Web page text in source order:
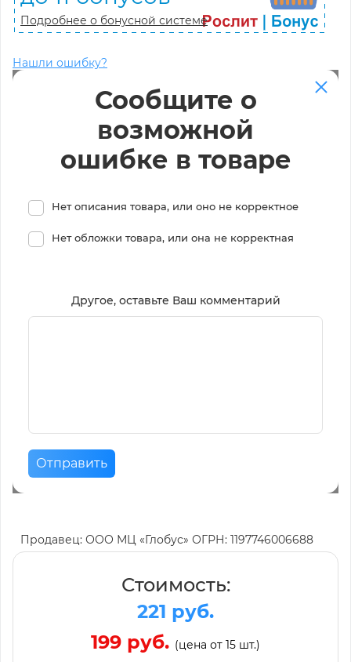
Подробнее о бонусной системе
Нашли ошибку?
Сообщите о
возможной
ошибке в товаре
Нет описания товара, или оно не корректное
Нет обложки товара, или она не корректная
Другое, оставьте Ваш комментарий
Отправить
Продавец: ООО МЦ «Глобус» ОГРН: 1197746006688
Стоимость:
221 руб.
199 руб. (цена от 15 шт.)